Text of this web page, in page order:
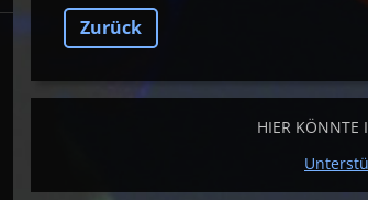
Zurück
HIER KÖNNTE